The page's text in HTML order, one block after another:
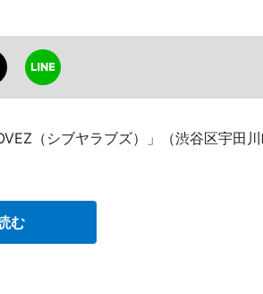
（シブヤラブズ）」（渋谷区宇田
む